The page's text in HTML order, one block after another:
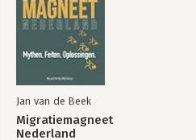
Jan van de Beek
Migratiemagneet
Nederland